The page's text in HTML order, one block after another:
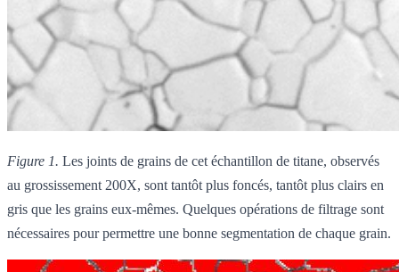
Figure 1. Les joints de grains de cet échantillon de titane, observés
au grossissement 200X, sont tantôt plus foncés, tantôt plus clairs en
gris que les grains eux-mêmes. Quelques opérations de filtrage sont
nécessaires pour permettre une bonne segmentation de chaque grain.